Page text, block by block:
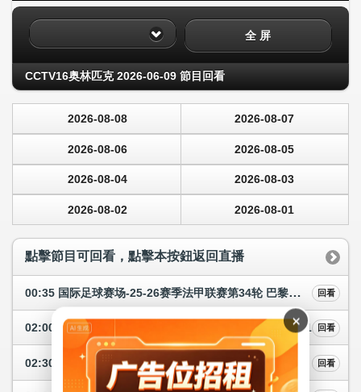
全 屏
CCTV16奥林匹克 2026-06-09 節目回看
2026-08-08 2026-08-07
2026-08-06 2026-08-05
2026-08-04 2026-08-03
2026-08-02 2026-08-01
點擊節目可回看，點擊本按鈕返回直播
00:35 国际足球赛场-25-26赛季法甲联赛第34轮 巴黎—巴黎圣日耳曼 回看
02:00 实况录像（奥林匹克）-2026年射箭世界杯 中国站1 回看
回看
×